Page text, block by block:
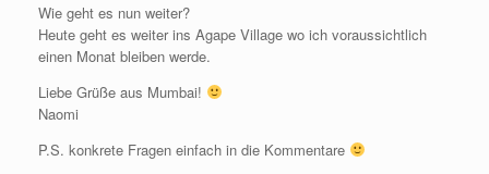
Wie geht es nun weiter?
Heute geht es weiter ins Agape Village wo ich voraussichtlich
einen Monat bleiben werde.
Liebe Grüße aus Mumbai!
Naomi
P.S. konkrete Fragen einfach in die Kommentare